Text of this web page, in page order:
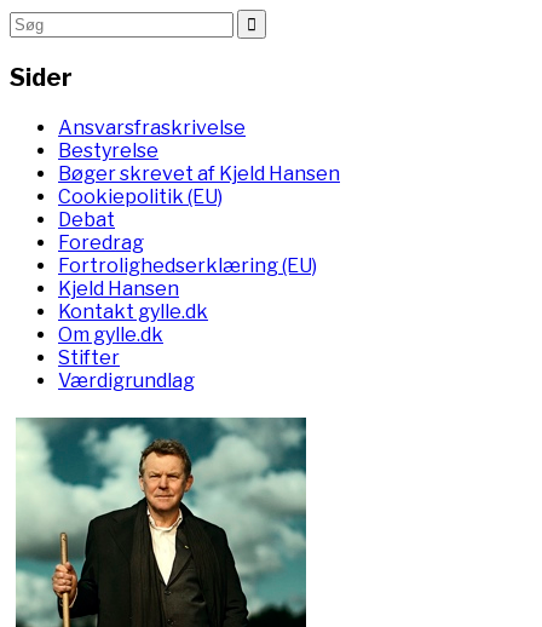
Sider
Ansvarsfraskrivelse
Bestyrelse
Bøger skrevet af Kjeld Hansen
Cookiepolitik (EU)
Debat
Foredrag
Fortrolighedserklæring (EU)
Kjeld Hansen
Kontakt gylle.dk
Om gylle.dk
Stifter
Værdigrundlag